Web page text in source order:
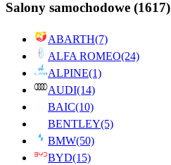
Salony samochodowe (1617)
ABARTH(7)
ALFA ROMEO(24)
ALPINE(1)
AUDI(14)
BAIC(10)
BENTLEY(5)
BMW(50)
BYD(15)